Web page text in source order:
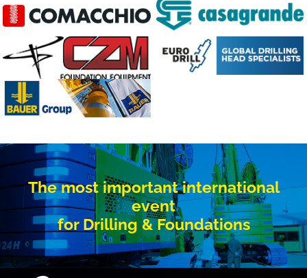
The most important international
event
for Drilling & Foundations